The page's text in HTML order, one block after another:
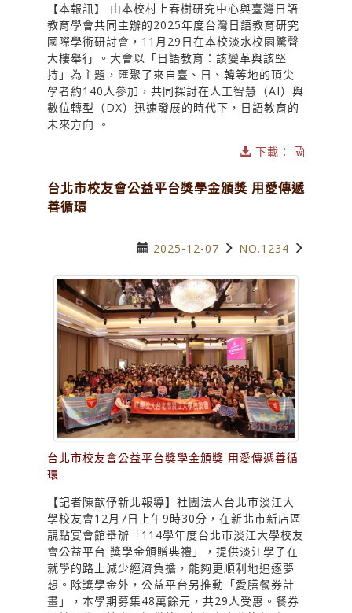
【本報訊】 由本校村上春樹研究中心與臺灣日語
教育學會共同主辦的2025年度台灣日語教育研究
國際學術研討會，11月29日在本校淡水校園驚聲
大樓舉行 。大會以「日語教育：該變革與該堅
持」為主題，匯聚了來自臺、日、韓等地的頂尖
學者約140人參加，共同探討在人工智慧（AI）與
數位轉型（DX）迅速發展的時代下，日語教育的
未來方向 。
下載：
台北市校友會公益平台獎學金頒獎 用愛傳遞
善循環
2025-12-07 NO.1234
台北市校友會公益平台獎學金頒獎 用愛傳遞善循
環
【記者陳歆伃新北報導】社團法人台北市淡江大
學校友會12月7日上午9時30分，在新北市新店區
靚點宴會館舉辦「114學年度台北市淡江大學校友
會公益平台 獎學金頒贈典禮」，提供淡江學子在
就學的路上減少經濟負擔，能夠更順利地追逐夢
想。除獎學金外，公益平台另推動「愛膳餐券計
畫」，本學期募集48萬餘元，共29人受惠。餐券